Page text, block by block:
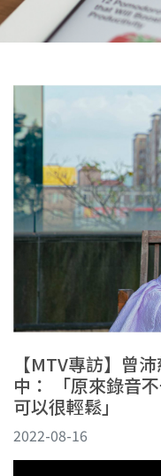
【MTV專訪】曾
中： 「原來錄音
可以很輕鬆」
2022-08-16